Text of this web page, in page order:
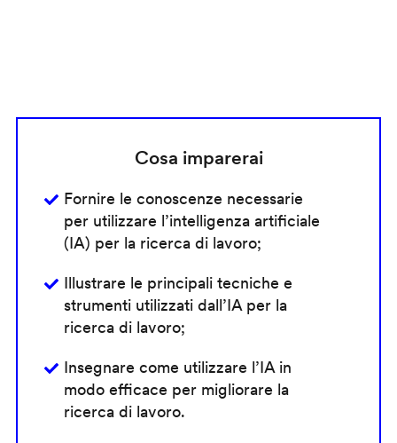
Cosa imparerai
Fornire le conoscenze necessarie
per utilizzare l’intelligenza artificiale
(IA) per la ricerca di lavoro;
Illustrare le principali tecniche e
strumenti utilizzati dall’IA per la
ricerca di lavoro;
Insegnare come utilizzare l’IA in
modo efficace per migliorare la
ricerca di lavoro.